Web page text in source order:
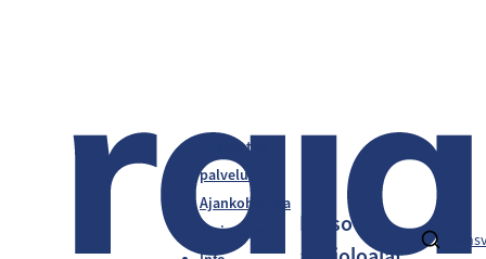
Liikkeet ja
palvelut
Ajankohtaista
Tarjoukset
en
Katso